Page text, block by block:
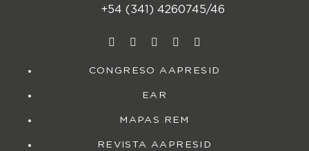
+54 (341) 4260745/46
CONGRESO AAPRESID
EAR
MAPAS REM
REVISTA AAPRESID